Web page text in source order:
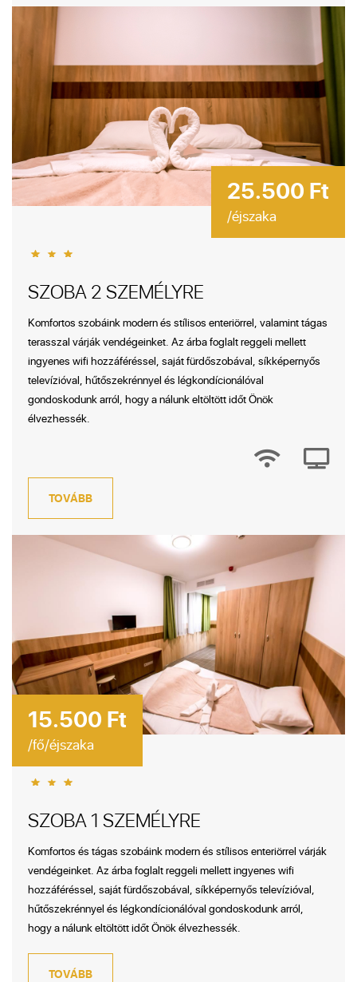
25.500 Ft
/éjszaka
SZOBA 2 SZEMÉLYRE
Komfortos szobáink modern és stílisos enteriörrel, valamint tágas
terasszal várják vendégeinket. Az árba foglalt reggeli mellett
ingyenes wifi hozzáféréssel, saját fürdőszobával, síkképernyős
televízióval, hűtőszekrénnyel és légkondícionálóval
gondoskodunk arról, hogy a nálunk eltöltött időt Önök
élvezhessék.
TOVÁBB
15.500 Ft
/fő/éjszaka
SZOBA 1 SZEMÉLYRE
Komfortos és tágas szobáink modern és stílisos enteriörrel várják
vendégeinket. Az árba foglalt reggeli mellett ingyenes wifi
hozzáféréssel, saját fürdőszobával, síkképernyős televízióval,
hűtőszekrénnyel és légkondícionálóval gondoskodunk arról,
hogy a nálunk eltöltött időt Önök élvezhessék.
TOVÁBB